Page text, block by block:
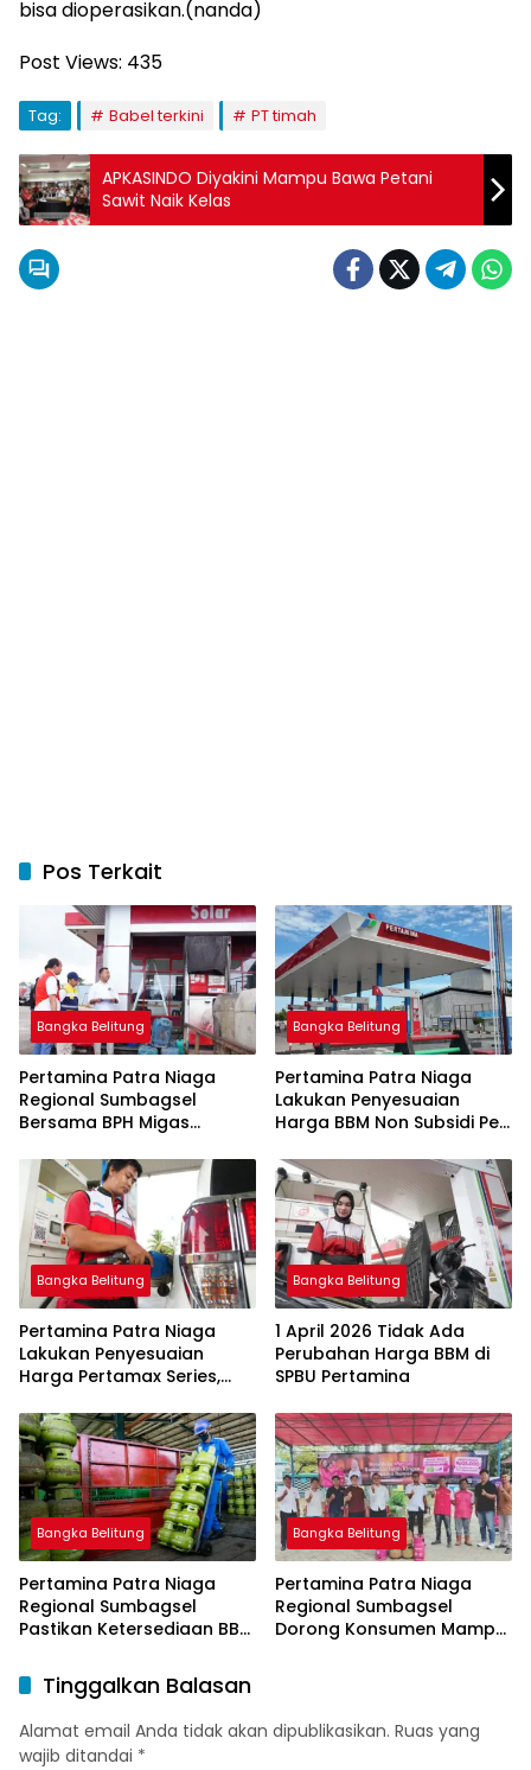
bisa dioperasikan.(nanda)
Post Views: 435
Tag: Babel terkini PT timah
APKASINDO Diyakini Mampu Bawa Petani
Sawit Naik Kelas
Pos Terkait
Bangka Belitung
Pertamina Patra Niaga
Regional Sumbagsel
Bersama BPH Migas
Penyaluran BBM Subsidi
bagi Nelayan melalui
Aplikasi XSTAR
Bangka Belitung
Pertamina Patra Niaga
Lakukan Penyesuaian
Harga BBM Non Subsidi Per
Bangka Belitung
Pertamina Patra Niaga
Lakukan Penyesuaian
Harga Pertamax Series,
Subsidi Tetap
Bangka Belitung
1 April 2026 Tidak Ada
Perubahan Harga BBM di
SPBU Pertamina
Bangka Belitung
Pertamina Patra Niaga
Regional Sumbagsel
Pastikan Ketersediaan BBM
Ramadan dan Menjelang
Idulfitri
Bangka Belitung
Pertamina Patra Niaga
Regional Sumbagsel
Dorong Konsumen Mampu
Tinggalkan Balasan
Alamat email Anda tidak akan dipublikasikan. Ruas yang
wajib ditandai *